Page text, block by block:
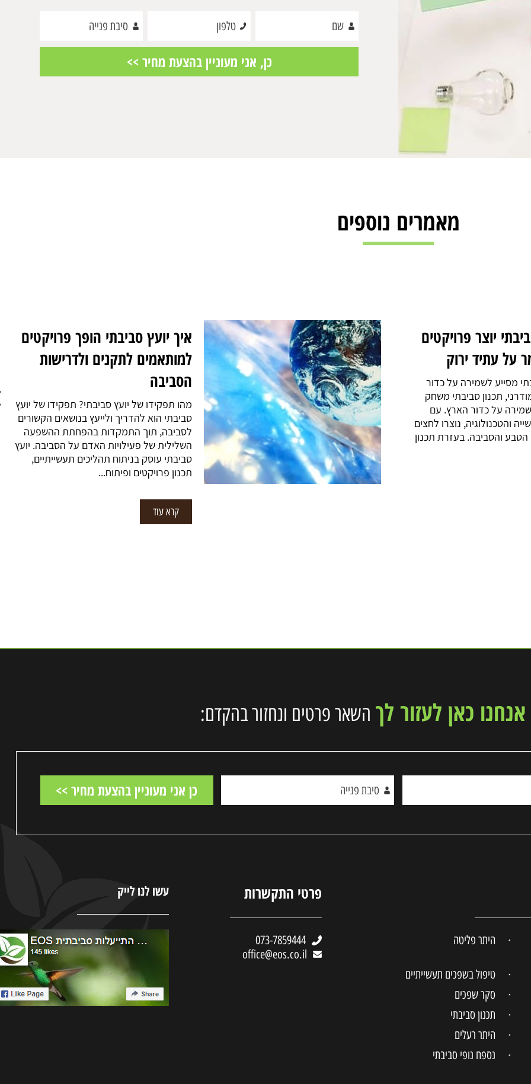
מאמרים נוספים
יועץ סביבתי הופך פרויקטים
לתקנים ולדרישות
תפקידו של יועץ סביבתי? תפקידו של יועץ
הוא להדריך ולייעץ בנושאים הקשורים
תוך התמקדות בהפחתת ההשפעה
של פעילויות האדם על הסביבה. יועץ
סביבתי עוסק בניתוח תהליכים תעשייתיים,
איך ניהול ופיקוח סביבתי
לפרויקטים יעילים
הקדמה על ניהול ופיקוח סביבתי
החשיבות של ניהול ופיקוח סביבתי
וגדלה. עם התפתחות הטכנולוגיה
יש צורך להבטיח שהפעולות שלנו
בסביבה באופן בלתי הפיך. מדובר
מורכב הכולל תכנון, ניהול,...
כאן לעזור לך השאר פרטים ונחזור בהקדם:
היתר פליטה
טיפול בשפכים תעשייתיים
סקר שפכים
תכנון סביבתי
היתר רעלים
נספח נופי סביבתי
פרטי התקשרות
073-7859444
office@eos.co.il
עשו לנו לייק